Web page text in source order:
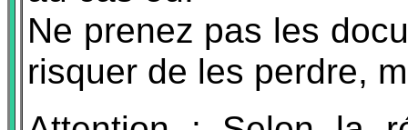
Ne prenez pas les
risquer de les perdre,